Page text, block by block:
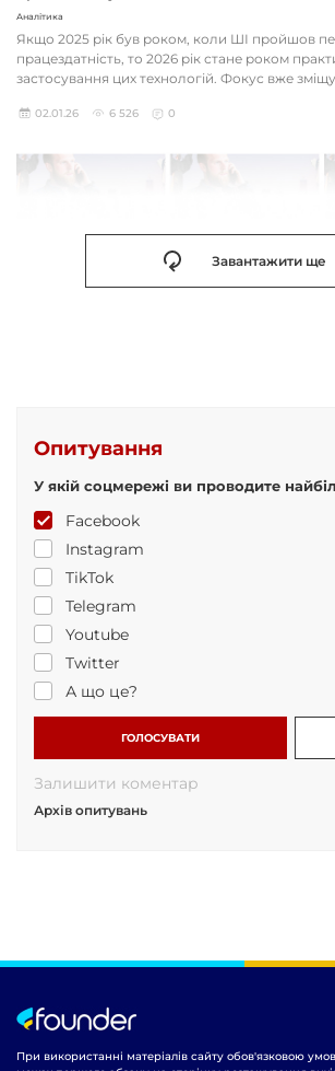
Аналітика
Якщо 2025 рік був роком, коли ШІ пройшов
працездатність, то 2026 рік стане роком
застосування цих технологій. Фокус вже
02.01.26 6 526 0
Завантажити ще
Опитування
У якій соцмережі ви проводите
Facebook
Instagram
TikTok
Telegram
Youtube
Twitter
А що це?
ГОЛОСУВАТИ
Залишити коментар
Архів опитувань
При використанні матеріалів сайту обов'язковою